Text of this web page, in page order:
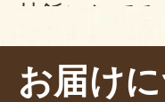
炒飯にしてみ
べると、程
感を堪能で
お届け